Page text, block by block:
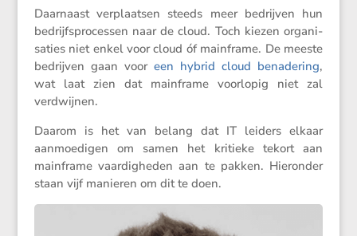
Daarnaast verplaatsen steeds meer bedrijven hun
bedrijfs­pro­cessen naar de cloud. Toch kiezen organi­
sa­ties niet enkel voor cloud óf mainframe. De meeste
bedrijven gaan voor een hybrid cloud benade­ring,
wat laat zien dat mainframe voorlopig niet zal
verdwijnen.
Daarom is het van belang dat IT leiders elkaar
aanmoe­digen om samen het kritieke tekort aan
mainframe vaardig­heden aan te pakken. Hieronder
staan vijf manieren om dit te doen.